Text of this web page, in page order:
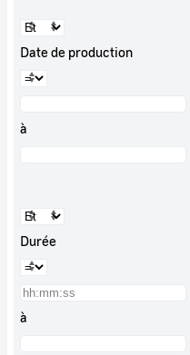
Date de production
à
Durée
à